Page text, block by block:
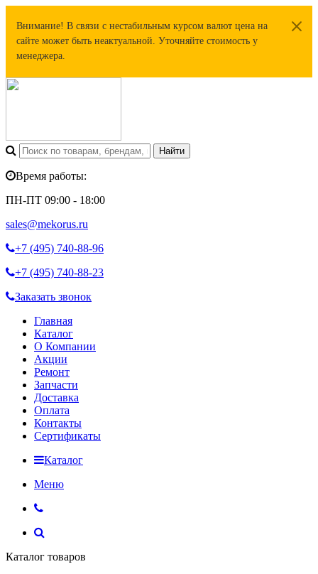
Внимание! В связи с нестабильным курсом валют цена на
сайте может быть неактуальной. Уточняйте стоимость у
менеджера.
Время работы:
ПН-ПТ 09:00 - 18:00
sales@mekorus.ru
+7 (495) 740-88-96
+7 (495) 740-88-23
Заказать звонок
Главная
Каталог
О Компании
Акции
Ремонт
Запчасти
Доставка
Оплата
Контакты
Сертификаты
Каталог
Меню
Каталог товаров